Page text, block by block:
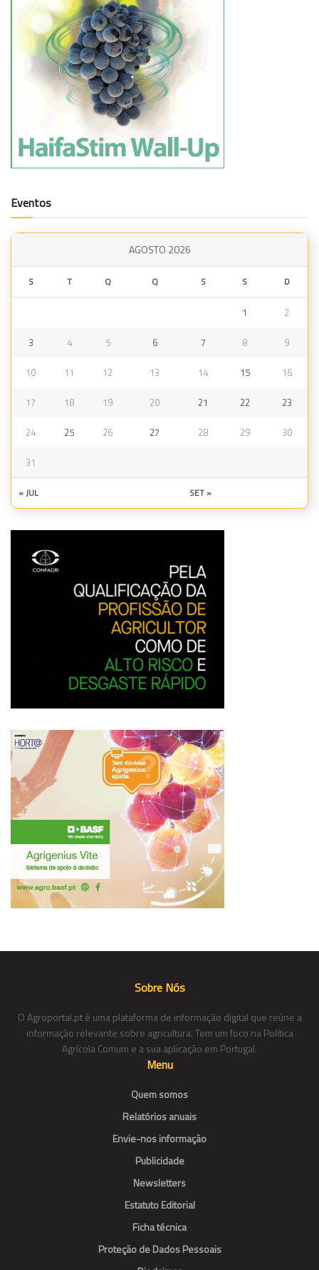
Eventos
AGOSTO 2026
S T Q Q S S D
1 2
3 4 5 6 7 8 9
10 11 12 13 14 15 16
17 18 19 20 21 22 23
24 25 26 27 28 29 30
31
« JUL SET »
Sobre Nós
O Agroportal.pt é uma plataforma de informação digital que reúne a
informação relevante sobre agricultura. Tem um foco na Política
Agrícola Comum e a sua aplicação em Portugal.
Menu
Quem somos
Relatórios anuais
Envie-nos informação
Publicidade
Newsletters
Estatuto Editorial
Ficha técnica
Proteção de Dados Pessoais